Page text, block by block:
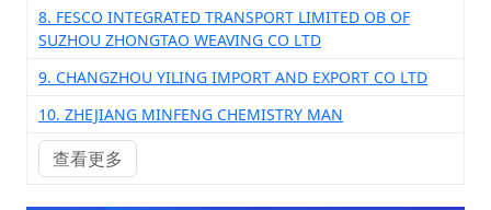
8. FESCO INTEGRATED TRANSPORT LIMITED OB OF
SUZHOU ZHONGTAO WEAVING CO LTD
9. CHANGZHOU YILING IMPORT AND EXPORT CO LTD
10. ZHEJIANG MINFENG CHEMISTRY MAN
查看更多